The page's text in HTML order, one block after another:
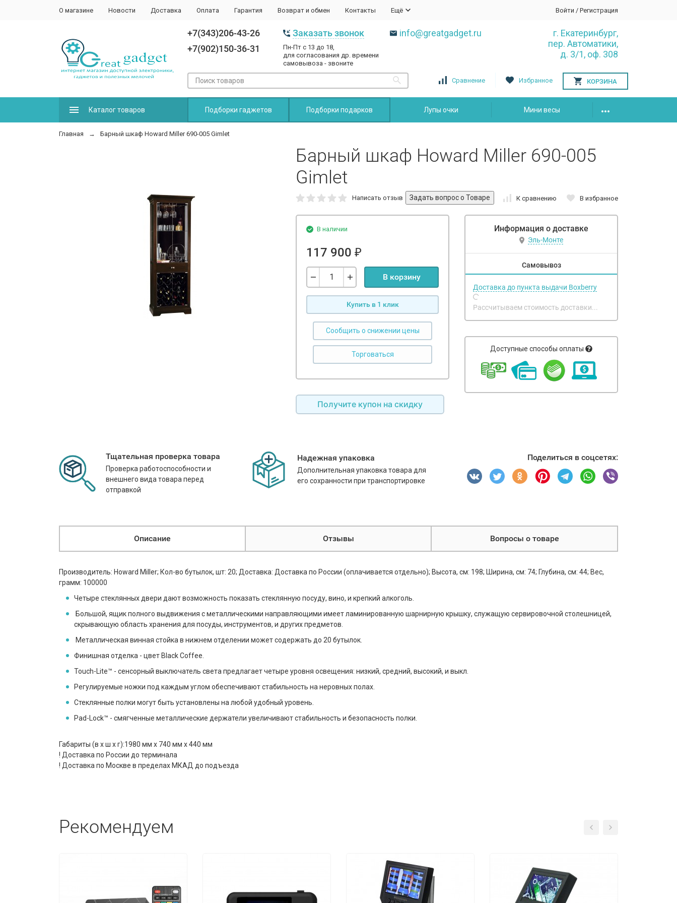
О магазине Новости Доставка Оплата Гарантия Возврат и обмен Контакты Ещё Войти / Регистрация
+7(343)206-43-26
+7(902)150-36-31
Заказать звонок
Пн-Пт с 13 до 18,
для согласования др. времени
самовывоза - звоните
info@greatgadget.ru
г. Екатеринбург,
пер. Автоматики,
д. 3/1, оф. 308
Сравнение Избранное КОРЗИНА
Каталог товаров Подборки гаджетов Подборки подарков Лупы очки Мини весы
Главная Барный шкаф Howard Miller 690-005 Gimlet
Барный шкаф Howard Miller 690-005
Gimlet
Написать отзыв К сравнению В избранное
В наличии
117 900 ₽
В корзину
Купить в 1 клик
Сообщить о снижении цены
Получите купон на скидку
Информация о доставке
Эль-Монте
Самовывоз
Доставка до пункта выдачи Boxberry
Рассчитываем стоимость доставки...
Доступные способы оплаты
Тщательная проверка товара
Проверка работоспособности и
внешнего вида товара перед
отправкой
Надежная упаковка
Дополнительная упаковка товара для
его сохранности при транспортировке
Поделиться в соцсетях:
Описание Отзывы Вопросы о товаре
Производитель: Howard Miller; Кол-во бутылок, шт: 20; Доставка: Доставка по России (оплачивается отдельно); Высота, см: 198; Ширина, см: 74; Глубина, см: 44; Вес,
грамм: 100000
Четыре стеклянных двери дают возможность показать стеклянную посуду, вино, и крепкий алкоголь.
Большой, ящик полного выдвижения с металлическими направляющими имеет ламинированную шарнирную крышку, служащую сервировочной столешницей,
скрывающую область хранения для посуды, инструментов, и других предметов.
Металлическая винная стойка в нижнем отделении может содержать до 20 бутылок.
Финишная отделка - цвет Black Coffee.
Touch-Lite™ - сенсорный выключатель света предлагает четыре уровня освещения: низкий, средний, высокий, и выкл.
Регулируемые ножки под каждым углом обеспечивают стабильность на неровных полах.
Стеклянные полки могут быть установлены на любой удобный уровень.
Pad-Lock™ - смягченные металлические держатели увеличивают стабильность и безопасность полки.
Габариты (в х ш х г):1980 мм x 740 мм x 440 мм
! Доставка по России до терминала
! Доставка по Москве в пределах МКАД до подъезда
Рекомендуем